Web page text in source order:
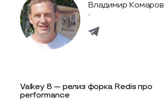
Владимир Комаров
-
Valkey 8 — релиз форка Redis про
performance